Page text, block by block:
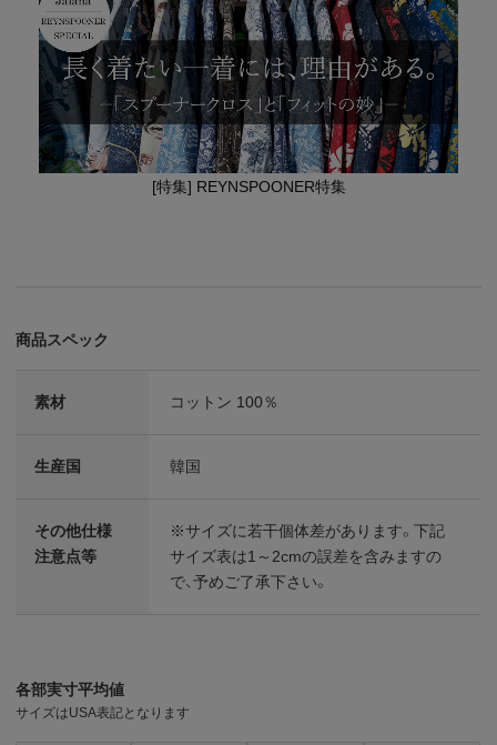
[特集] REYNSPOONER特集
商品スペック
素材 コットン 100％
生産国 韓国
その他仕様
注意点等
※サイズに若干個体差があります。下記
サイズ表は1～2cmの誤差を含みますの
で、予めご了承下さい。
各部実寸平均値
サイズはUSA表記となります